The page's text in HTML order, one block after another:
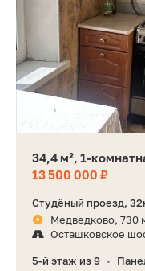
34,4 м², 1-
13 500 000 ₽
Студёный проезд,
Медведково, 730
Осташковское
5-й этаж из 9 •